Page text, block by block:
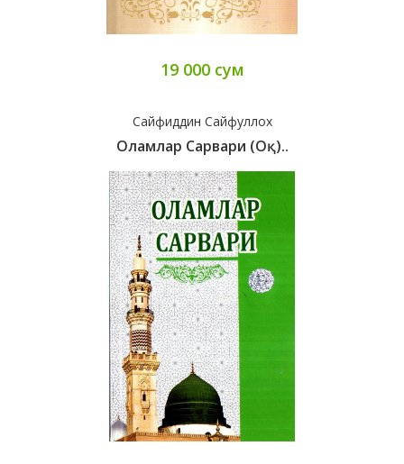
19 000 сум
Сайфиддин Сайфуллох
Оламлар Сарвари (оқ)..